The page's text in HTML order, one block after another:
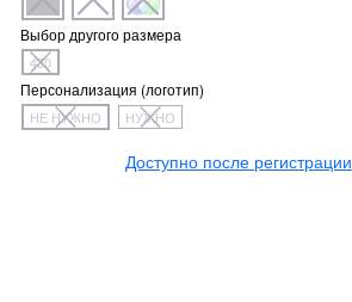
Выбор другого размера
430
Персонализация (логотип)
НЕ НУЖНО НУЖНО
Доступно после регистрации